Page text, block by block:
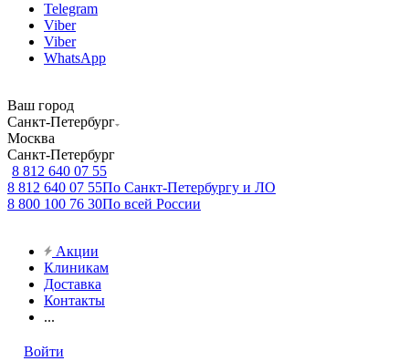
Telegram
Viber
Viber
WhatsApp
Ваш город
Санкт-Петербург
Москва
Санкт-Петербург
8 812 640 07 55
8 812 640 07 55По Санкт-Петербургу и ЛО
8 800 100 76 30По всей России
Акции
Клиникам
Доставка
Контакты
...
Войти